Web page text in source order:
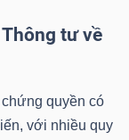
tư về
quyền có
với nhiều quy